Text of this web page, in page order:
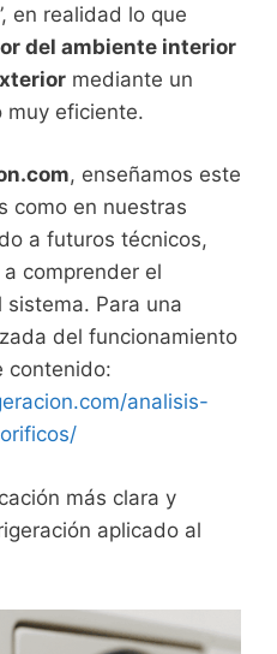
en realidad lo que
del ambiente interior
mediante un
muy eficiente.
, enseñamos este
como en nuestras
a futuros técnicos,
comprender el
Para una
del funcionamiento
contenido:
analisis-
más clara y
aplicado al